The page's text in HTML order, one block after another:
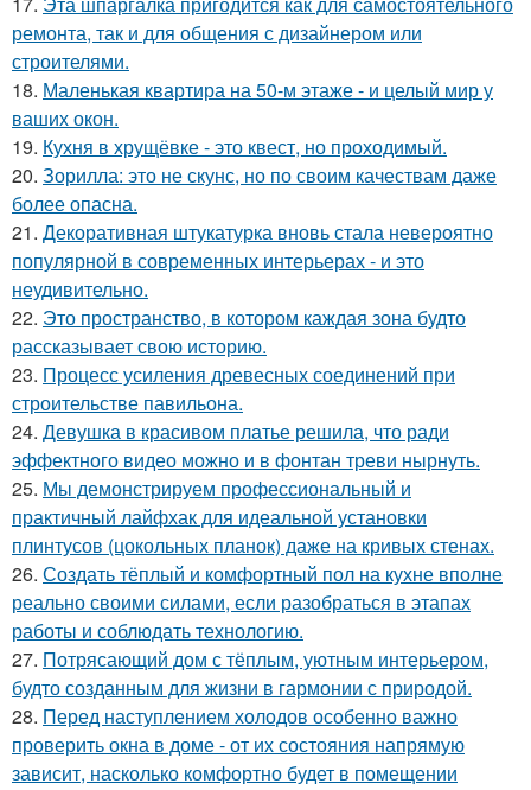
ремонта, так и для общения с дизайнером или
строителями.
18. Маленькая квартира на 50-м этаже - и целый мир у
ваших окон.
19. Кухня в хрущёвке - это квест, но проходимый.
20. Зорилла: это не скунс, но по своим качествам даже
более опасна.
21. Декоративная штукатурка вновь стала невероятно
популярной в современных интерьерах - и это
неудивительно.
22. Это пространство, в котором каждая зона будто
рассказывает свою историю.
23. Процесс усиления древесных соединений при
строительстве павильона.
24. Девушка в красивом платье решила, что ради
эффектного видео можно и в фонтан треви нырнуть.
25. Мы демонстрируем профессиональный и
практичный лайфхак для идеальной установки
плинтусов (цокольных планок) даже на кривых стенах.
26. Создать тёплый и комфортный пол на кухне вполне
реально своими силами, если разобраться в этапах
работы и соблюдать технологию.
27. Потрясающий дом с тёплым, уютным интерьером,
будто созданным для жизни в гармонии с природой.
28. Перед наступлением холодов особенно важно
проверить окна в доме - от их состояния напрямую
зависит, насколько комфортно будет в помещении